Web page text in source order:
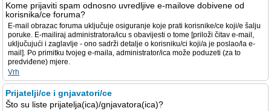
Kome prijaviti spam odnosno uvredljive e-mailove dobivene od
korisnika/ce foruma?
E-mail obrazac foruma uključuje osiguranje koje prati korisnike/ce koji/e šalju
poruke. E-mailiraj administratora/icu s obavijesti o tome [priloži čitav e-mail,
uključujući i zaglavlje - ono sadrži detalje o korisniku/ci koji/a je poslao/la e-
mail]. Po primitku tvojeg e-maila, administrator/ica može poduzeti (za to
predviđene) mjere.
Vrh
Prijatelji/ce i gnjavatori/ce
Što su liste prijatelja(ica)/gnjavatora(ica)?